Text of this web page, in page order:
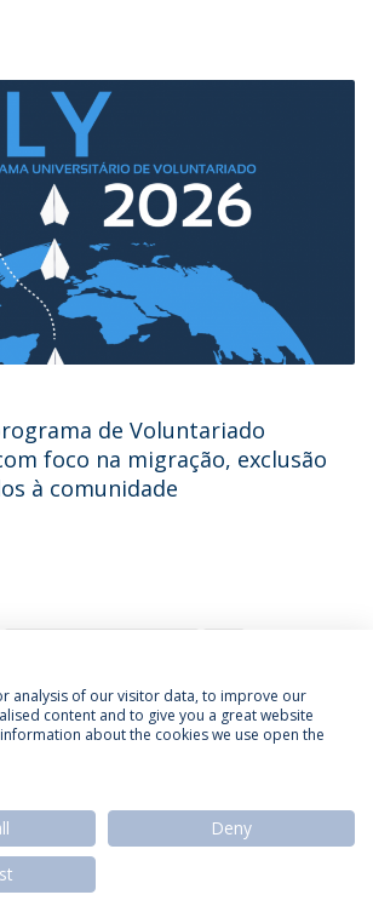
de Voluntariado
foco na migração, exclusão
à comunidade
Termos & Condições
Universidade Católica Portuguesa
analysis of our visitor data, to improve our
content and to give you a great website
about the cookies we use open the
Deny